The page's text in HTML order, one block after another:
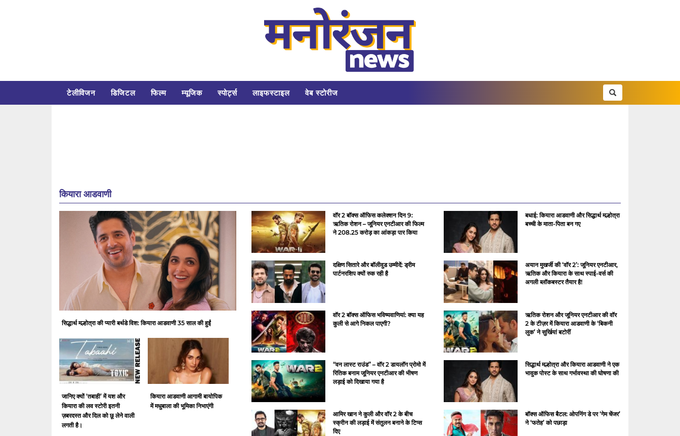
टेलीविजन डिजिटल फिल्म म्यूजिक स्पोर्ट्स लाइफस्टाइल वेब स्टोरीज
कियारा आडवाणी
सिद्धार्थ मल्होत्रा ​​की प्यारी बर्थडे विश: कियारा आडवाणी 35 साल की हुईं
जानिए क्यों ‘तबाही’ में यश और
कियारा की लव स्टोरी इतनी
ज़बरदस्त और दिल को छू लेने वाली
लगती है।
कियारा आडवाणी आगामी बायोपिक
में मधुबाला की भूमिका निभाएंगी
वॉर 2 बॉक्स ऑफिस कलेक्शन दिन 9:
ऋतिक रोशन – जूनियर एनटीआर की फिल्म
ने 208.25 करोड़ का आंकड़ा पार किया
दक्षिण सितारे और बॉलीवुड उम्मीदें: ड्रीम
पार्टनरशिप क्यों रुक रही है
वॉर 2 बॉक्स ऑफिस भविष्यवाणियां: क्या यह
कुली से आगे निकल पाएगी?
“वन लास्ट राउंड” – वॉर 2 डायलॉग प्रोमो में
रितिक बनाम जूनियर एनटीआर की भीषण
लड़ाई को दिखाया गया है
आमिर खान ने कुली और वॉर 2 के बीच
स्क्रीन की लड़ाई में संतुलन बनाने के टिप्स
दिए
बधाई: कियारा आडवाणी और सिद्धार्थ मल्होत्रा
बच्ची के माता-पिता बन गए
अयान मुखर्जी की ‘वॉर 2’: जूनियर एनटीआर,
ऋतिक और कियारा के साथ स्पाई-वर्स की
अगली ब्लॉकबस्टर तैयार है!
ऋतिक रोशन और जूनियर एनटीआर की वॉर
2 के टीज़र में कियारा आडवाणी के ‘बिकनी
लुक’ ने सुर्खियां बटोरीं
सिद्धार्थ मल्होत्रा ​​और कियारा आडवाणी ने एक
भावुक पोस्ट के साथ गर्भावस्था की घोषणा की
बॉक्स ऑफिस बैटल: ओपनिंग डे पर ‘गेम चेंजर’
ने ‘फतेह’ को पछाड़ा